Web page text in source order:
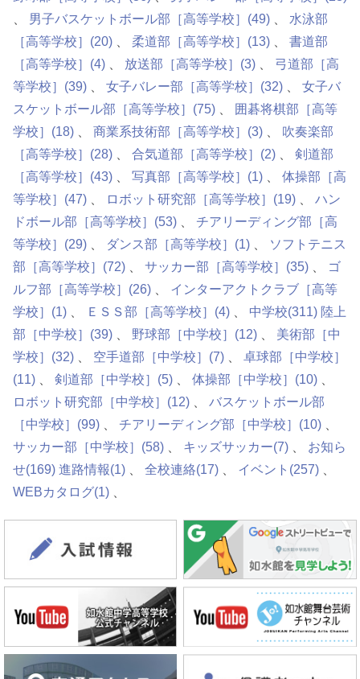
男子バスケットボール部［高等学校］ (49)
水泳部
［高等学校］ (20) 柔道部［高等学校］ (13)
書道部
［高等学校］ (4) 放送部［高等学校］ (3)
弓道部［高
等学校］ (39) 女子バレー部［高等学校］ (32)
女子バ
スケットボール部［高等学校］ (75)
囲碁将棋部［高等
学校］ (18) 商業系技術部［高等学校］ (3)
吹奏楽部
［高等学校］ (28) 合気道部［高等学校］ (2)
剣道部
［高等学校］ (43) 写真部［高等学校］ (1)
体操部［高
等学校］ (47) ロボット研究部［高等学校］ (19)
ハン
ドボール部［高等学校］ (53)
チアリーディング部［高
等学校］ (29) ダンス部［高等学校］ (1)
ソフトテニス
部［高等学校］ (72) サッカー部［高等学校］ (35)
ゴ
ルフ部［高等学校］ (26)
インターアクトクラブ［高等
学校］ (1) ＥＳＳ部［高等学校］ (4) 中学校(311) 陸上
部［中学校］ (39) 野球部［中学校］ (12)
美術部［中
学校］ (32) 空手道部［中学校］ (7)
卓球部［中学校］
(11)
剣道部［中学校］ (5) 体操部［中学校］ (10)
ロボット研究部［中学校］ (12)
バスケットボール部
［中学校］ (99) チアリーディング部［中学校］ (10)
サッカー部［中学校］ (58) キッズサッカー(7)
お知ら
せ(169) 進路情報(1) 全校連絡(17) イベント (257)
WEBカタログ(1)